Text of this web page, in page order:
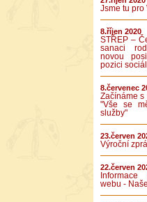
Jsme tu pro
8.říjen 2020
STŘEP –
sanaci
novou
pozici
8.červenec
Začínáme s
"Vše se
služby"
23.červen
Výroční
22.červen
Informace
webu -